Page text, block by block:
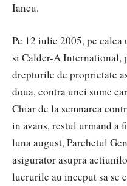
Iancu.
Pe 12 iulie 2005, pe
si Calder-A International,
drepturile de proprietate
doua, contra unei sume
Chiar de la semnarea
in avans, restul urmand a
luna august, Parchetul
asigurator asupra
lucrurile au inceput sa se